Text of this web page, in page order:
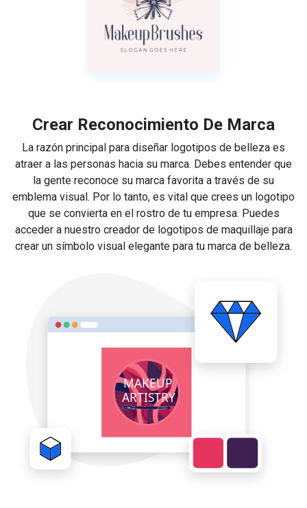
Crear Reconocimiento De Marca
La razón principal para diseñar logotipos de belleza es
atraer a las personas hacia su marca. Debes entender que
la gente reconoce su marca favorita a través de su
emblema visual. Por lo tanto, es vital que crees un logotipo
que se convierta en el rostro de tu empresa. Puedes
acceder a nuestro creador de logotipos de maquillaje para
crear un símbolo visual elegante para tu marca de belleza.